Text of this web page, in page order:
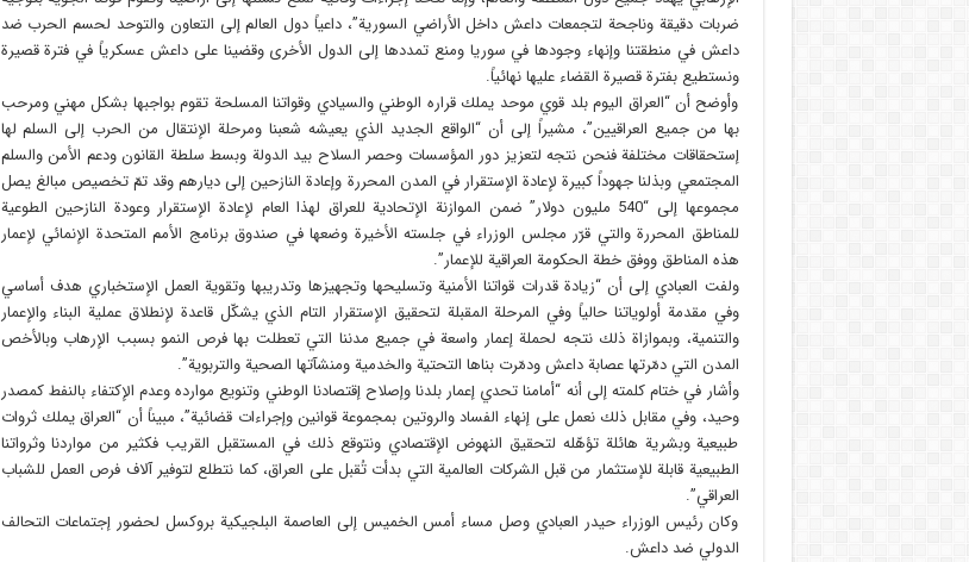
ضربات دقيقة وناجحة لتجمعات داعش داخل الأراضي السورية”، داعياً دول العالم إلى التعاون والتوحد لحسم الحرب ضد
داعش في منطقتنا وإنهاء وجودها في سوريا ومنع تمددها إلى الدول الأخرى وقضينا على داعش عسكرياً في فترة قصيرة
ونستطيع بفترة قصيرة القضاء عليها نهائياً.
وأوضح أن “العراق اليوم بلد قوي موحد يملك قراره الوطني والسيادي وقواتنا المسلحة تقوم بواجبها بشكل مهني ومرحب
بها من جميع العراقيين”، مشيراً إلى أن “الواقع الجديد الذي يعيشه شعبنا ومرحلة الإنتقال من الحرب إلى السلم لها
إستحقاقات مختلفة فنحن نتجه لتعزيز دور المؤسسات وحصر السلاح بيد الدولة وبسط سلطة القانون ودعم الأمن والسلم
المجتمعي وبذلنا جهوداً كبيرة لإعادة الإستقرار في المدن المحررة وإعادة النازحين إلى ديارهم وقد تمّ تخصيص مبالغ يصل
مجموعها إلى “540 مليون دولار” ضمن الموازنة الإتحادية للعراق لهذا العام لإعادة الإستقرار وعودة النازحين الطوعية
للمناطق المحررة والتي قرّر مجلس الوزراء في جلسته الأخيرة وضعها في صندوق برنامج الأمم المتحدة الإنمائي لإعمار
هذه المناطق ووفق خطة الحكومة العراقية للإعمار”.
ولفت العبادي إلى أن “زيادة قدرات قواتنا الأمنية وتسليحها وتجهيزها وتدريبها وتقوية العمل الإستخباري هدف أساسي
وفي مقدمة أولوياتنا حالياً وفي المرحلة المقبلة لتحقيق الإستقرار التام الذي يشكّل قاعدة لإنطلاق عملية البناء والإعمار
والتنمية، وبموازاة ذلك نتجه لحملة إعمار واسعة في جميع مدننا التي تعطلت بها فرص النمو بسبب الإرهاب وبالأخص
المدن التي دمّرتها عصابة داعش ودمّرت بناها التحتية والخدمية ومنشآتها الصحية والتربوية”.
وأشار في ختام كلمته إلى أنه “أمامنا تحدي إعمار بلدنا وإصلاح إقتصادنا الوطني وتنويع موارده وعدم الإكتفاء بالنفط كمصدر
وحيد، وفي مقابل ذلك نعمل على إنهاء الفساد والروتين بمجموعة قوانين وإجراءات قضائية”، مبيناً أن “العراق يملك ثروات
طبيعية وبشرية هائلة تؤهّله لتحقيق النهوض الإقتصادي ونتوقع ذلك في المستقبل القريب فكثير من مواردنا وثرواتنا
الطبيعية قابلة للإستثمار من قبل الشركات العالمية التي بدأت تُقبل على العراق، كما نتطلع لتوفير آلاف فرص العمل للشباب
العراقي”.
وكان رئيس الوزراء حيدر العبادي وصل مساء أمس الخميس إلى العاصمة البلجيكية بروكسل لحضور إجتماعات التحالف
الدولي ضد داعش.